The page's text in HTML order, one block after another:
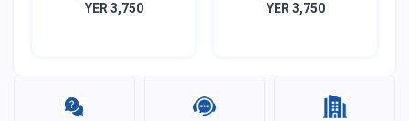
YER 3,750
YER 3,750